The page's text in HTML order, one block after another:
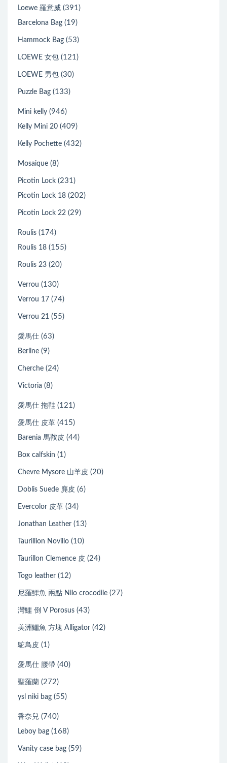
Loewe 羅意威 (391)
Barcelona Bag (19)
Hammock Bag (53)
LOEWE 女包 (121)
LOEWE 男包 (30)
Puzzle Bag (133)
Mini kelly (946)
Kelly Mini 20 (409)
Kelly Pochette (432)
Mosaique (8)
Picotin Lock (231)
Picotin Lock 18 (202)
Picotin Lock 22 (29)
Roulis (174)
Roulis 18 (155)
Roulis 23 (20)
Verrou (130)
Verrou 17 (74)
Verrou 21 (55)
愛馬仕 (63)
Berline (9)
Cherche (24)
Victoria (8)
愛馬仕 拖鞋 (121)
愛馬仕 皮革 (415)
Barenia 馬鞍皮 (44)
Box calfskin (1)
Chevre Mysore 山羊皮 (20)
Doblis Suede 麂皮 (6)
Evercolor 皮革 (34)
Jonathan Leather (13)
Taurillion Novillo (10)
Taurillon Clemence 皮 (24)
Togo leather (12)
尼羅鱷魚 兩點 Nilo crocodile (27)
灣鱷 倒 V Porosus (43)
美洲鱷魚 方塊 Alligator (42)
鴕鳥皮 (1)
愛馬仕 腰帶 (40)
聖羅蘭 (272)
ysl niki bag (55)
香奈兒 (740)
Leboy bag (168)
Vanity case bag (59)